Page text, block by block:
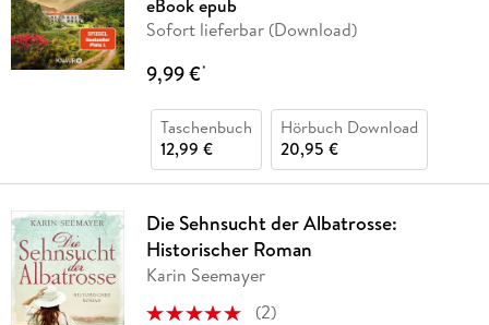
eBook epub
Sofort lieferbar (Download)
9,99 €*
Taschenbuch
12,99 €
Hörbuch Download
20,95 €
Die Sehnsucht der Albatrosse:
Historischer Roman
Karin Seemayer
(2)